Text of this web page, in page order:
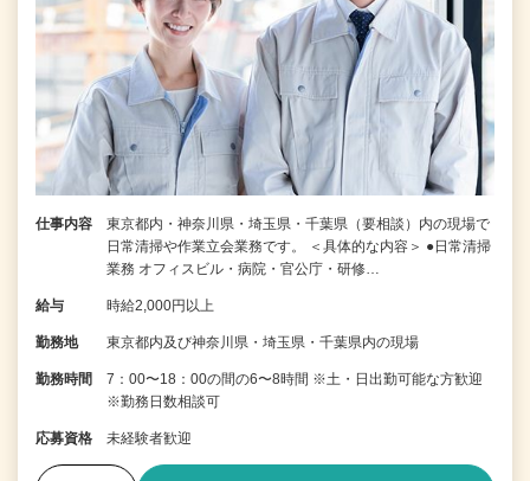
仕事内容
東京都内・神奈川県・埼玉県・千葉県（要相談）内の現場で
日常清掃や作業立会業務です。 ＜具体的な内容＞ ●日常清掃
業務 オフィスビル・病院・官公庁・研修…
給与 時給2,000円以上
勤務地 東京都内及び神奈川県・埼玉県・千葉県内の現場
勤務時間
7：00〜18：00の間の6〜8時間 ※土・日出勤可能な方歓迎
※勤務日数相談可
応募資格 未経験者歓迎